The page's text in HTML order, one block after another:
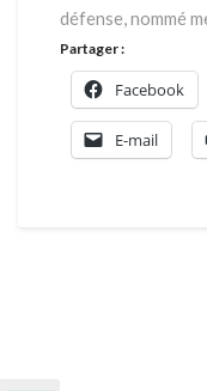
défense, nommé
Partager :
Facebook
E-mail